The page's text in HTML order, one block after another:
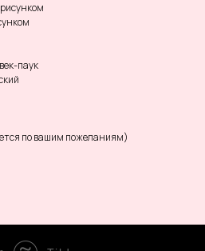
паук
по вашим пожеланиям)